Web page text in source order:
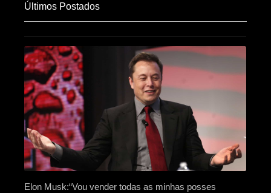
Últimos Postados
Elon Musk:“Vou vender todas as minhas posses